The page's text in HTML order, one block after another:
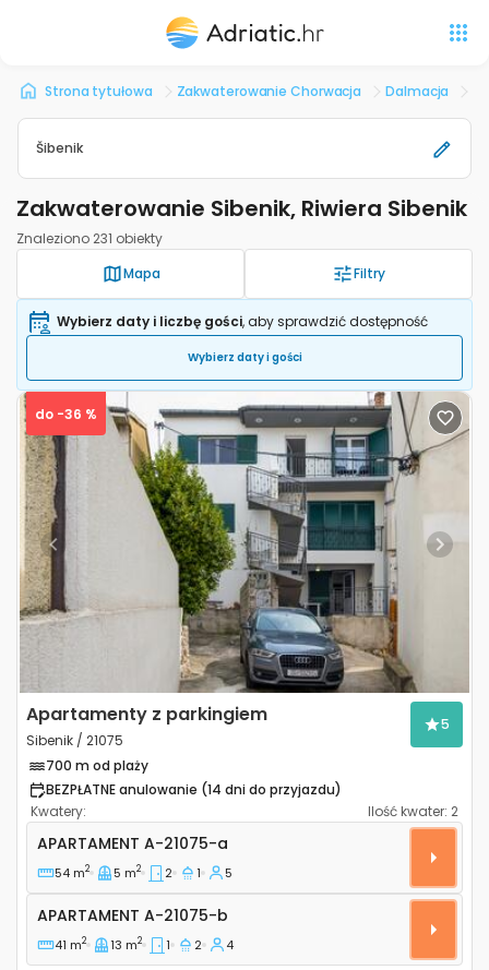
Strona tytułowa Zakwaterowanie Chorwacja Dalmacja
Šibenik
Zakwaterowanie Sibenik, Riwiera Sibenik
Znaleziono 231 obiekty
Mapa
Filtry
Wybierz daty i liczbę gości, aby sprawdzić dostępność
Wybierz daty i gości
Previous Next
do -36 %
Apartamenty z parkingiem
Sibenik / 21075
5
700 m od plaży
BEZPŁATNE anulowanie (14 dni do przyjazdu)
Kwatery:
Ilość kwater: 2
Dwupokojowy apartament Sibenik A-21075-a
APARTAMENT A-21075-a
54 m2 5 m2 2 1 5
Apartament A-21075-b
APARTAMENT A-21075-b
41 m2 13 m2 1 2 4